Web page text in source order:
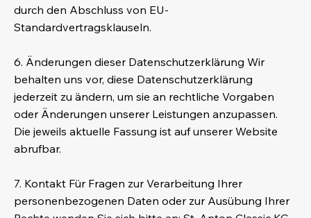
durch den Abschluss von EU-
Standardvertragsklauseln.
6. Änderungen dieser Datenschutzerklärung Wir
behalten uns vor, diese Datenschutzerklärung
jederzeit zu ändern, um sie an rechtliche Vorgaben
oder Änderungen unserer Leistungen anzupassen.
Die jeweils aktuelle Fassung ist auf unserer Website
abrufbar.
7. Kontakt Für Fragen zur Verarbeitung Ihrer
personenbezogenen Daten oder zur Ausübung Ihrer